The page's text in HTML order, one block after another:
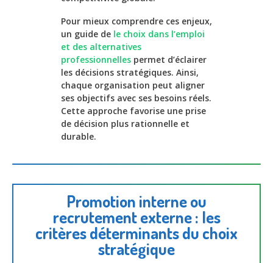
Pour mieux comprendre ces enjeux,
un guide de le choix dans l’emploi
et des alternatives
professionnelles permet d’éclairer
les décisions stratégiques. Ainsi,
chaque organisation peut aligner
ses objectifs avec ses besoins réels.
Cette approche favorise une prise
de décision plus rationnelle et
durable.
Promotion interne ou
recrutement externe : les
critères déterminants du choix
stratégique